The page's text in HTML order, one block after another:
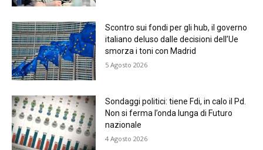
Scontro sui fondi per gli hub, il governo
italiano deluso dalle decisioni dell’Ue
smorza i toni con Madrid
5 Agosto 2026
Sondaggi politici: tiene Fdi, in calo il Pd.
Non si ferma l’onda lunga di Futuro
nazionale
4 Agosto 2026